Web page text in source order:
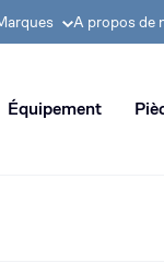
A propos de
BIA,
Équipement